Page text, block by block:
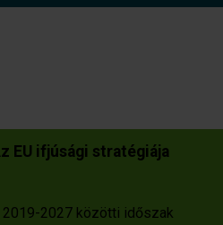
EU ifjúsági stratégiája
2019-2027 közötti időszak